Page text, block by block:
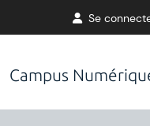
Se
Campus